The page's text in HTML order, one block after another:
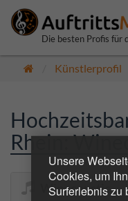
Unsere
Cookies, um
Surferlebnis zu
Die besten Profis für
Künstlerprofil
Rhein:
Winecoustic